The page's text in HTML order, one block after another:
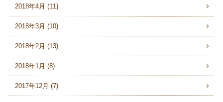
2018年4月 (11)
2018年3月 (10)
2018年2月 (13)
2018年1月 (8)
2017年12月 (7)